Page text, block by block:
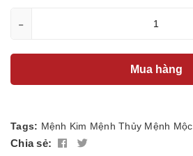
-
Mua hàng
Tags: Mệnh Kim Mệnh Thủy Mệnh Mộc
Chia sẻ: